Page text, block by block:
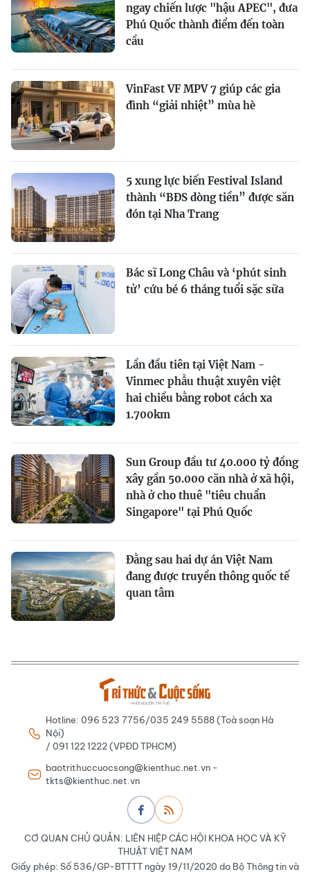
ngay chiến lược "hậu APEC", đưa
Phú Quốc thành điểm đến toàn
cầu
VinFast VF MPV 7 giúp các gia
đình “giải nhiệt” mùa hè
5 xung lực biến Festival Island
thành “BĐS dòng tiền” được săn
đón tại Nha Trang
Bác sĩ Long Châu và ‘phút sinh
tử’ cứu bé 6 tháng tuổi sặc sữa
Lần đầu tiên tại Việt Nam -
Vinmec phẫu thuật xuyên việt
hai chiều bằng robot cách xa
1.700km
Sun Group đầu tư 40.000 tỷ đồng
xây gần 50.000 căn nhà ở xã hội,
nhà ở cho thuê "tiêu chuẩn
Singapore" tại Phú Quốc
Đằng sau hai dự án Việt Nam
đang được truyền thông quốc tế
quan tâm
Hotline: 096 523 7756/035 249 5588 (Toà soạn Hà
Nội)
/ 091 122 1222 (VPĐD TPHCM)
baotrithuccuocsong@kienthuc.net.vn -
tkts@kienthuc.net.vn
CƠ QUAN CHỦ QUẢN: LIÊN HIỆP CÁC HỘI KHOA HỌC VÀ KỸ
THUẬT VIỆT NAM
Giấy phép: Số 536/GP-BTTTT ngày 19/11/2020 do Bộ Thông tin và